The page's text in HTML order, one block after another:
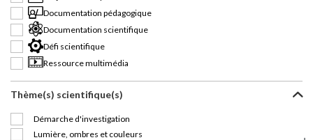
Documentation pédagogique
Documentation scientifique
Défi scientifique
Ressource multimédia
Thème(s) scientifique(s)
Démarche d'investigation
Lumière, ombres et couleurs